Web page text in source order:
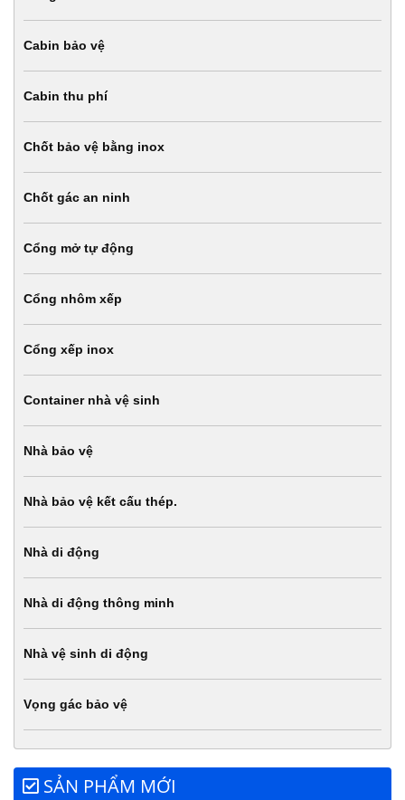
Cabin bảo vệ
Cabin thu phí
Chốt bảo vệ bằng inox
Chốt gác an ninh
Cổng mở tự động
Cổng nhôm xếp
Cổng xếp inox
Container nhà vệ sinh
Nhà bảo vệ
Nhà bảo vệ kết cấu thép.
Nhà di động
Nhà di động thông minh
Nhà vệ sinh di động
Vọng gác bảo vệ
SẢN PHẨM MỚI